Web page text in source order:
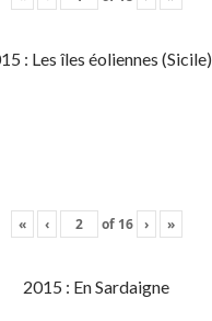
: Les îles éoliennes (Sicile)
« ‹ of 16 › »
2015 : En Sardaigne